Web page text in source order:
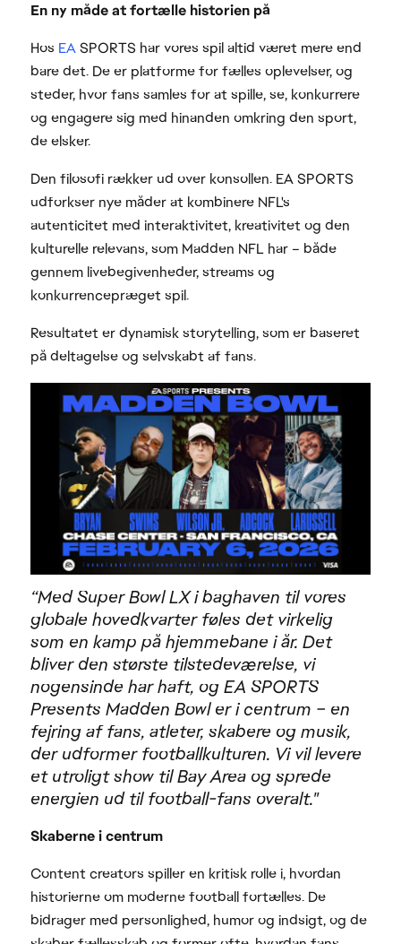
En ny måde at fortælle historien på
Hos EASPORTS har vores spil altid været mere end
bare det. De er platforme for fælles oplevelser, og
steder, hvor fans samles for at spille, se, konkurrere
og engagere sig med hinanden omkring den sport,
de elsker.
Den filosofi rækker ud over konsollen. EA SPORTS
udforkser nye måder at kombinere NFL's
autenticitet med interaktivitet, kreativitet og den
kulturelle relevans, som Madden NFL har – både
gennem livebegivenheder, streams og
konkurrencepræget spil.
Resultatet er dynamisk storytelling, som er baseret
på deltagelse og selvskabt af fans.
“Med Super Bowl LX i baghaven til vores
globale hovedkvarter føles det virkelig
som en kamp på hjemmebane i år. Det
bliver den største tilstedeværelse, vi
nogensinde har haft, og EA SPORTS
Presents Madden Bowl er i centrum – en
fejring af fans, atleter, skabere og musik,
der udformer footballkulturen. Vi vil levere
et utroligt show til Bay Area og sprede
energien ud til football-fans overalt."
Skaberne i centrum
Content creators spiller en kritisk rolle i, hvordan
historierne om moderne football fortælles. De
bidrager med personlighed, humor og indsigt, og de